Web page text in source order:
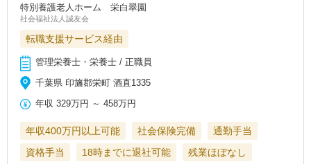
特別養護老人ホーム 栄白翠園
社会福祉法人誠友会
転職支援サービス経由
管理栄養士・栄養士 / 正職員
千葉県 印旛郡栄町 酒直1335
年収 329万円 ～458万円
年収400万円以上可能 社会保険完備
通勤手当
資格手当
18時までに退社可能 残業ほぼなし